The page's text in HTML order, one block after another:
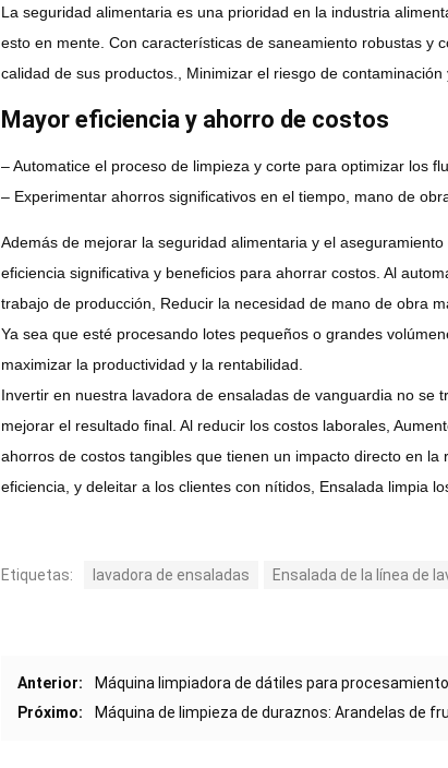
La seguridad alimentaria es una prioridad en la industria
esto en mente. Con características de saneamiento robustas y
calidad de sus productos., Minimizar el riesgo de contaminación
Mayor eficiencia y ahorro de costos
– Automatice el proceso de limpieza y corte para optimizar los
– Experimentar ahorros significativos en el tiempo, mano de
Además de mejorar la seguridad alimentaria y el
eficiencia significativa y beneficios para ahorrar costos. Al
trabajo de producción, Reducir la necesidad de mano de obra
Ya sea que esté procesando lotes pequeños o grandes
maximizar la productividad y la rentabilidad.
Invertir en nuestra lavadora de ensaladas de vanguardia no
mejorar el resultado final. Al reducir los costos laborales,
ahorros de costos tangibles que tienen un impacto directo en
eficiencia, y deleitar a los clientes con nítidos, Ensalada limpia
Etiquetas: lavadora de ensaladas Ensalada de la línea de
Anterior:
Máquina limpiadora de dátiles para
Próximo:
Máquina de limpieza de duraznos: Arandelas de